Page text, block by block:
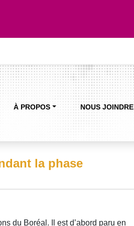
À PROPOS NOUS JOINDRE
la phase
du Boréal. Il est d’abord paru en